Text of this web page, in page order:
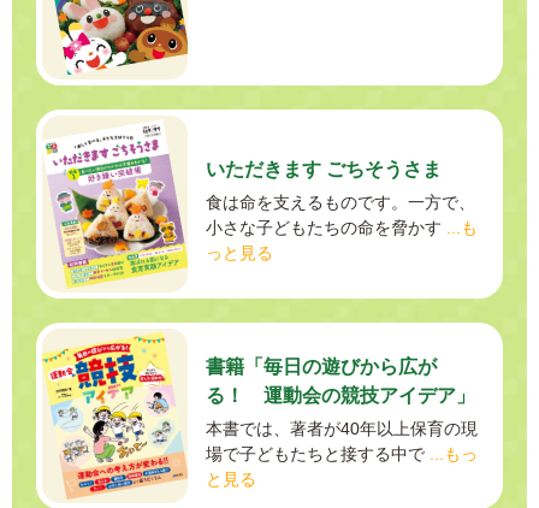
いただきます ごちそうさま
食は命を支えるものです。一方で、
小さな子どもたちの命を脅かす
...も
っと見る
書籍「毎日の遊びから広が
る！ 運動会の競技アイデア」
本書では、著者が40年以上保育の現
場で子どもたちと接する中で
...もっ
と見る